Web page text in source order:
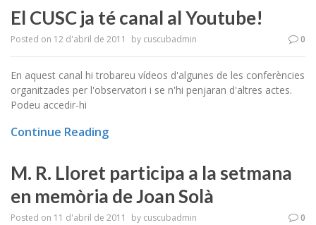
El CUSC ja té canal al Youtube!
Posted on 12 d'abril de 2011 by cuscubadmin 0
En aquest canal hi trobareu vídeos d'algunes de les conferències
organitzades per l'observatori i se n'hi penjaran d'altres actes.
Podeu accedir-hi
Continue Reading
M. R. Lloret participa a la setmana
en memòria de Joan Solà
Posted on 11 d'abril de 2011 by cuscubadmin 0